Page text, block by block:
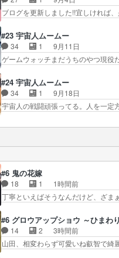
役を担いすぎだろｗウ◯… 親父ギ
だけどw安全の確保さ…
る時の感じが合体感あっ… どん
あ天空橋と園子の関係… 演出に
って凄いと思う。マ… と防災グッ
たんだけど、各キ… 部長小町ペア
敷かれる形で成…
ブログを更新しました!!宜しけれ
iMACハードオフでジャンクで
っこ良かったb次回、ドクターオ…
回、ムームーが文化を語ると重…
は、日本の家電の歴史をたど…
ョンで素晴らしい。そし… レトロ
るのは歴史的価値じゃ… Z世代だ
ン使ったことないと…
#23 宇宙人ムームー
34 1
9月11日
ゲームウォッチまだうちのやつ
ポットで拘束される鮫洲さん
ギャグやラブコメ、そしてストー
るためにやってきたオクタルが…
る…だと…止めることはできる…
#24 宇宙人ムームー
34 1
9月18日
宇宙人の戦闘頑張ってる。人を
てしまったかーとってもタメに
軸とした学園ドタバタコメディ…
いて時点を止めるって…あ… まじ
面白かったし今期の日常… ウスグ
白かったし梅屋敷しか… まあオ
しネタもしょーもな…
#6 鬼の花嫁
18 1
1時間前
丁寧といえばそうなんだけど、
きもいけどあれ横で見せつけら
前の婚約者鬼山桜子がめっちゃ別
ちくんのお母さんが一番かわい
中学生ストーカーしてた花江さ
#6 グロウアップショウ ～ひまわ
14 2
3時間前
山田、相変わらず可愛いね叡智